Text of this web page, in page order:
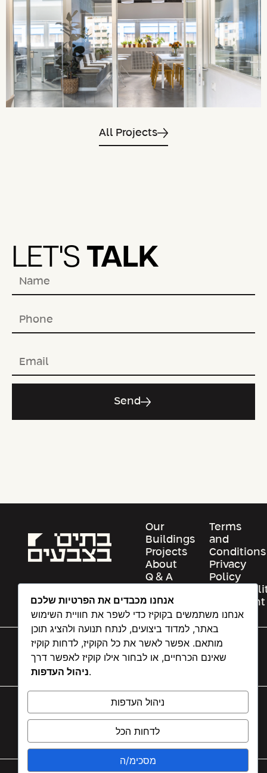
All Projects
Send
LET'STALK
Our
Buildings
Projects
About
Q & A
Us
Terms
and
Conditions
Privacy
Policy
Statement
ANAT@COLOREDBUILDINGS.CO.IL
37 NAHAL AYALON STREET, TEL AVIV | +972 50 544
אנחנו מכבדים את הפרטיות שלכם
אנחנו משתמשים בקוקיז כדי לשפר את חוויית השימוש
באתר, למדוד ביצועים, לנתח תנועה ולהציג תוכן
מותאם. אפשר לאשר את כל הקוקיז, לדחות קוקיז
שאינם הכרחיים, או לבחור אילו קוקיז לאפשר דרך
ניהול העדפות.
ניהול העדפות
לדחות הכל
מסכימ/ה